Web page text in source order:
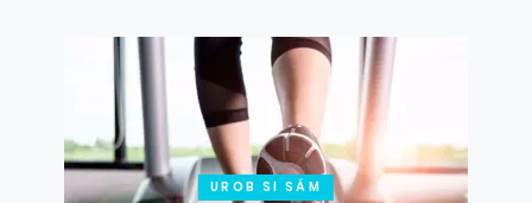
UROB SI SÁM